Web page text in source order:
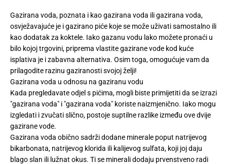
Gazirana voda, poznata i kao gazirana voda ili gazirana voda,
osvježavajuće je i gazirano piće koje se može uživati ​​samostalno ili
kao dodatak za koktele. Iako gazanu vodu lako možete pronaći u
bilo kojoj trgovini, priprema vlastite gazirane vode kod kuće
isplativa je i zabavna alternativa. Osim toga, omogućuje vam da
prilagodite razinu gaziranosti svojoj želji!
Gazirana voda u odnosu na gaziranu vodu
Kada pregledavate odjel s pićima, mogli biste primijetiti da se izrazi
"gazirana voda" i "gazirana voda" koriste naizmjenično. Iako mogu
izgledati i zvučati slično, postoje suptilne razlike između ove dvije
gazirane vode.
Gazirana voda obično sadrži dodane minerale poput natrijevog
bikarbonata, natrijevog klorida ili kalijevog sulfata, koji joj daju
blago slan ili lužnat okus. Ti se minerali dodaju prvenstveno radi